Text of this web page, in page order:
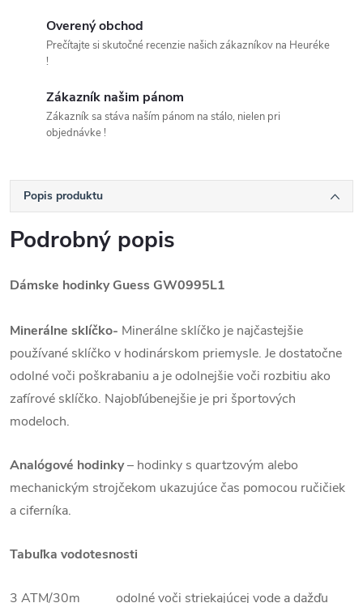
Overený obchod
Prečítajte si skutočné recenzie našich zákazníkov na Heuréke
!
Zákazník našim pánom
Zákazník sa stáva naším pánom na stálo, nielen pri
objednávke !
Popis produktu
Podrobný popis
Dámske hodinky Guess GW0995L1
Minerálne sklíčko- Minerálne sklíčko je najčastejšie
používané sklíčko v hodinárskom priemysle. Je dostatočne
odolné voči poškrabaniu a je odolnejšie voči rozbitiu ako
zafírové sklíčko. Najobľúbenejšie je pri športových
modeloch.
Analógové hodinky– hodinky s quartzovým alebo
mechanickým strojčekom ukazujúce čas pomocou ručičiek
a ciferníka.
Tabuľka vodotesnosti
3 ATM/30m odolné voči striekajúcej vode a dažďu